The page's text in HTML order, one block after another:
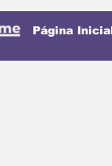
Página